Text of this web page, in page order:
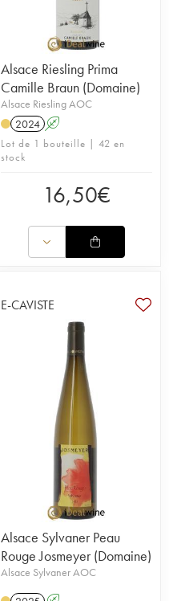
Alsace Riesling Prima
Camille Braun (Domaine)
Alsace Riesling AOC
2024 A
Lot de 1 bouteille | 42 en
stock
16,50€
E-CAVISTE
Alsace Sylvaner Peau
Rouge Josmeyer (Domaine)
Alsace Sylvaner AOC